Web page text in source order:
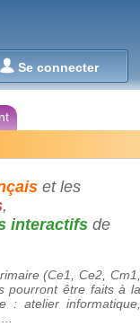
Se connecter
et les
,
interactifs de
(Ce1, Ce2, Cm1,
pourront être faits à la
: atelier informatique,